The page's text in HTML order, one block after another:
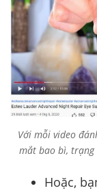
Với mỗi video
mắt bao bì, trạng
Hoặc,